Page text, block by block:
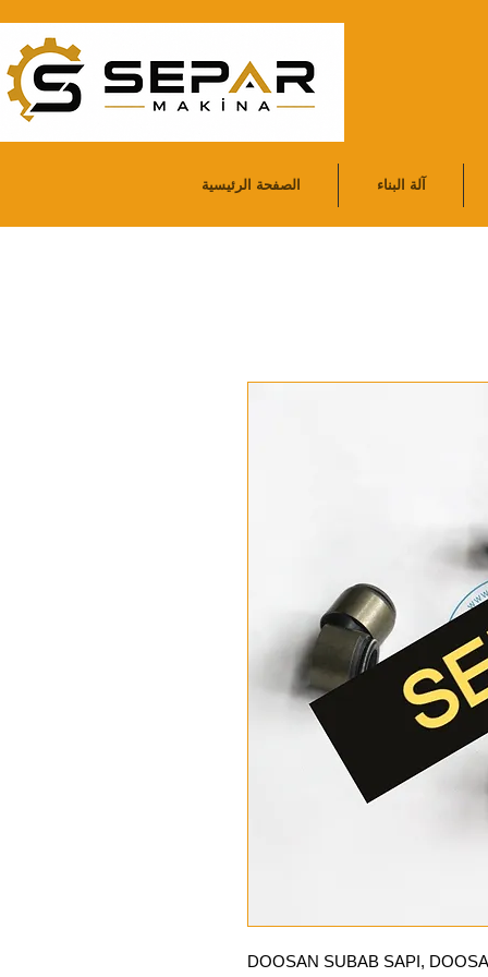
الصفحة الرئيسية آلة البناء
DOOSAN SUBAB SAPI,